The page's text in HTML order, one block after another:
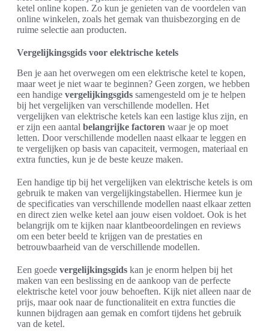
ketel online kopen. Zo kun je genieten van de voordelen van
online winkelen, zoals het gemak van thuisbezorging en de
ruime selectie aan producten.
Vergelijkingsgids voor elektrische ketels
Ben je aan het overwegen om een elektrische ketel te kopen,
maar weet je niet waar te beginnen? Geen zorgen, we hebben
een handige vergelijkingsgids samengesteld om je te helpen
bij het vergelijken van verschillende modellen. Het
vergelijken van elektrische ketels kan een lastige klus zijn, en
er zijn een aantal belangrijke factoren waar je op moet
letten. Door verschillende modellen naast elkaar te leggen en
te vergelijken op basis van capaciteit, vermogen, materiaal en
extra functies, kun je de beste keuze maken.
Een handige tip bij het vergelijken van elektrische ketels is om
gebruik te maken van vergelijkingstabellen. Hiermee kun je
de specificaties van verschillende modellen naast elkaar zetten
en direct zien welke ketel aan jouw eisen voldoet. Ook is het
belangrijk om te kijken naar klantbeoordelingen en reviews
om een beter beeld te krijgen van de prestaties en
betrouwbaarheid van de verschillende modellen.
Een goede vergelijkingsgids kan je enorm helpen bij het
maken van een beslissing en de aankoop van de perfecte
elektrische ketel voor jouw behoeften. Kijk niet alleen naar de
prijs, maar ook naar de functionaliteit en extra functies die
kunnen bijdragen aan gemak en comfort tijdens het gebruik
van de ketel.